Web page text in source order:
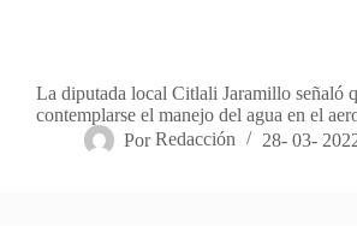
La diputada local Citlali Jaramillo señaló
contemplarse el manejo del agua en el
Por Redacción 28- 03-